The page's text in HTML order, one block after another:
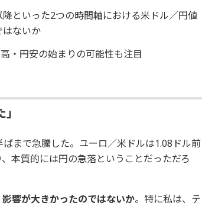
といった2つの時間軸における米ドル／円値
はないか
・円安の始まりの可能性も注目
まで急騰した。ユーロ／米ドルは1.08ドル前
本質的には円の急落ということだっただろ
響が大きかったのではないか。特に私は、テ